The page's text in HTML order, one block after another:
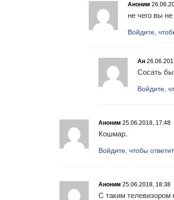
Аноним
не чего вы
Войдите,
Ан
Сосать бы
Войдите,
Аноним 25.06.2018, 17:48
Кошмар.
Войдите, чтобы
Аноним 25.06.2018, 18:38
С таким телевизором